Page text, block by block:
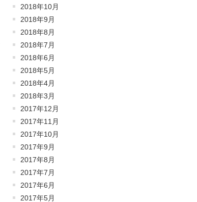
2018年10月
2018年9月
2018年8月
2018年7月
2018年6月
2018年5月
2018年4月
2018年3月
2017年12月
2017年11月
2017年10月
2017年9月
2017年8月
2017年7月
2017年6月
2017年5月